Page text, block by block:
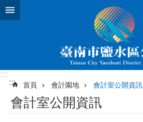
跳到主要內容區塊
:::
:::
首頁 會計園地 會計室公開資訊
會計室公開資訊